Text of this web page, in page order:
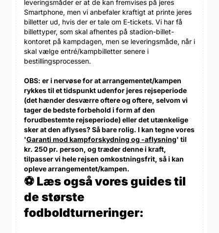
leveringsmåder er at de kan fremvises på jeres
Smartphone, men vi anbefaler kraftigt at printe jeres
billetter ud, hvis der er tale om E-tickets. Vi har få
billettyper, som skal afhentes på stadion-billet-
kontoret på kampdagen, men se leveringsmåde, når i
skal vælge entré/kampbilletter senere i
bestillingsprocessen.
OBS: er i nervøse for at arrangementet/kampen
rykkes til et tidspunkt udenfor jeres rejseperiode
(det hænder desværre oftere og oftere, selvom vi
tager de bedste forbehold i form af den
forudbestemte rejseperiode) eller det utænkelige
sker at den aflyses? Så bare rolig. I kan tegne vores
'Garanti mod kampforskydning og -aflysning' til
kr. 250 pr. person, og træder denne i kraft,
tilpasser vi hele rejsen omkostningsfrit, så i kan
opleve arrangementet/kampen.
⚽ Læs også vores guides til
de største
fodboldturneringer: